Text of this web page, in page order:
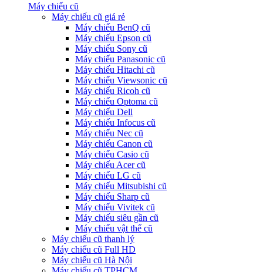
Máy chiếu cũ
Máy chiếu cũ giá rẻ
Máy chiếu BenQ cũ
Máy chiếu Epson cũ
Máy chiếu Sony cũ
Máy chiếu Panasonic cũ
Máy chiếu Hitachi cũ
Máy chiếu Viewsonic cũ
Máy chiếu Ricoh cũ
Máy chiếu Optoma cũ
Máy chiếu Dell
Máy chiếu Infocus cũ
Máy chiếu Nec cũ
Máy chiếu Canon cũ
Máy chiếu Casio cũ
Máy chiếu Acer cũ
Máy chiếu LG cũ
Máy chiếu Mitsubishi cũ
Máy chiếu Sharp cũ
Máy chiếu Vivitek cũ
Máy chiếu siêu gần cũ
Máy chiếu vật thể cũ
Máy chiếu cũ thanh lý
Máy chiếu cũ Full HD
Máy chiếu cũ Hà Nội